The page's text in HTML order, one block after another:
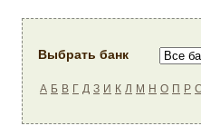
Выбрать банк
А Б В Г Д З И К Л М Н О П Р